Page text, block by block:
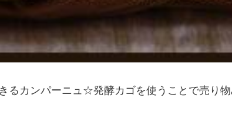
るカンパーニュ☆発酵カゴを使うことで売り